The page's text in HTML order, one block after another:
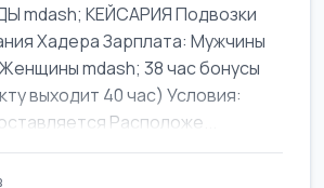
mdash; КЕЙСАРИЯ Подвозки
Хадера Зарплата: Мужчины
mdash; 38 час бонусы
выходит 40 час) Условия:
Расположе...